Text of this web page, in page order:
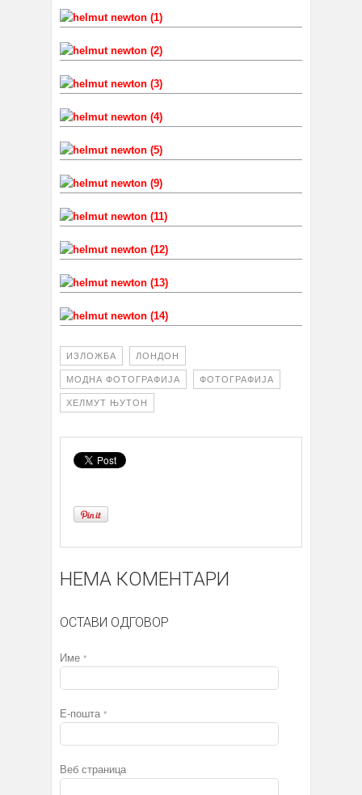
ИЗЛОЖБА ЛОНДОН
МОДНА ФОТОГРАФИЈА ФОТОГРАФИЈА
ХЕЛМУТ ЊУТОН
НЕМА КОМЕНТАРИ
ОСТАВИ ОДГОВОР
Име *
Е-пошта *
Веб страница